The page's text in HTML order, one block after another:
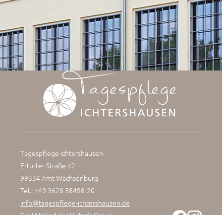
Tagespflege Ichtershausen
Erfurter Straße 42
99334 Amt Wachsenburg
Tel.: +49 3628 58498-20
info@tagespflege-ichtershausen.de